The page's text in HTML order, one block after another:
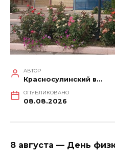
АВТОР
Красносулинский вестник
ОПУБЛИКОВАНО
08.08.2026
8 августа — День